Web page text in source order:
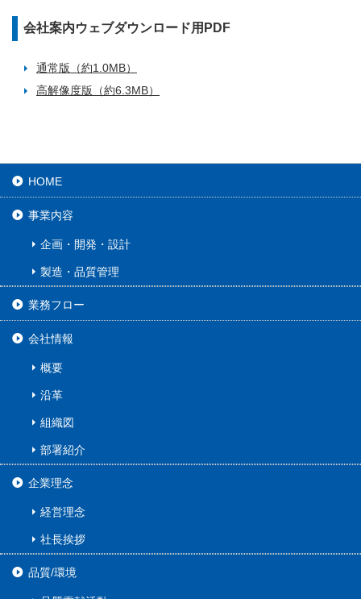
会社案内ウェブダウンロード用PDF
通常版（約1.0MB）
高解像度版（約6.3MB）
HOME
事業内容
企画・開発・設計
製造・品質管理
業務フロー
会社情報
概要
沿革
組織図
部署紹介
企業理念
経営理念
社長挨拶
品質/環境